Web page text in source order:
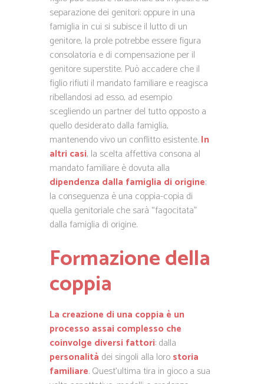
separazione dei genitori; oppure in una
famiglia in cui si subisce il lutto di un
genitore, la prole potrebbe essere figura
consolatoria e di compensazione per il
genitore superstite. Può accadere che il
figlio rifiuti il mandato familiare e reagisca
ribellandosi ad esso, ad esempio
scegliendo un partner del tutto opposto a
quello desiderato dalla famiglia,
mantenendo vivo un conflitto esistente.In
altri casi, la scelta affettiva consona al
mandato familiare è dovuta alla
dipendenza dalla famiglia di origine;
la conseguenza è una coppia-copia di
quella genitoriale che sarà “fagocitata”
dalla famiglia di origine.
Formazione della
coppia
La creazione di una coppia è un
processo assai complesso che
coinvolge diversi fattori: dalla
personalità dei singoli alla lorostoria
familiare. Quest’ultima tira in gioco a sua